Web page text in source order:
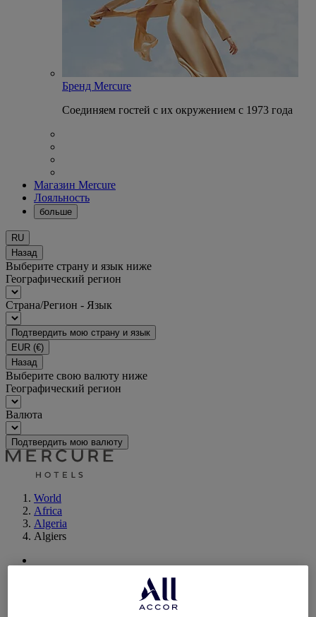
Бренд Mercure
Соединяем гостей с их окружением с 1973 года
Магазин Mercure
Лояльность
больше
RU
Назад
Выберите страну и язык ниже
Географический регион
Страна/Регион - Язык
Подтвердить мою страну и язык
EUR (€)
Назад
Выберите свою валюту ниже
Географический регион
Валюта
Подтвердить мою валюту
World
Africa
Algeria
Algiers
Mercure Алжир Дворец конгрессов